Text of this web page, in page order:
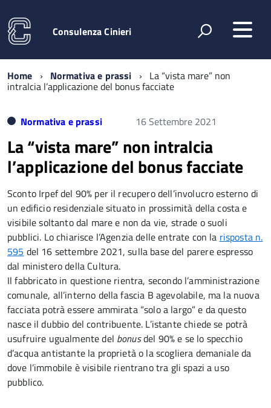
Consulenza Cinieri
Home Normativa e prassi La “vista mare” non
intralcia l’applicazione del bonus facciate
Normativa e prassi 16 Settembre 2021
La “vista mare” non intralcia
l’applicazione del bonus facciate
Sconto Irpef del 90% per il recupero dell’involucro esterno di
un edificio residenziale situato in prossimità della costa e
visibile soltanto dal mare e non da vie, strade o suoli
pubblici. Lo chiarisce l’Agenzia delle entrate con la risposta n.
595 del 16 settembre 2021, sulla base del parere espresso
dal ministero della Cultura.
Il fabbricato in questione rientra, secondo l’amministrazione
comunale, all’interno della fascia B agevolabile, ma la nuova
facciata potrà essere ammirata “solo a largo” e da questo
nasce il dubbio del contribuente. L’istante chiede se potrà
usufruire ugualmente del bonusdel 90% e se lo specchio
d’acqua antistante la proprietà o la scogliera demaniale da
dove l’immobile è visibile rientrano tra gli spazi a uso
pubblico.